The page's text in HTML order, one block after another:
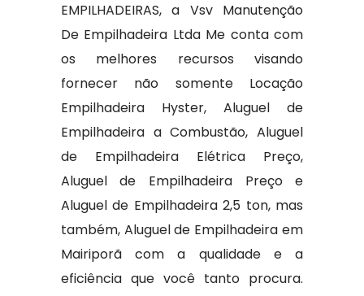
EMPILHADEIRAS, a Vsv Manutenção
De Empilhadeira Ltda Me conta com
os melhores recursos visando
fornecer não somente Locação
Empilhadeira Hyster, Aluguel de
Empilhadeira a Combustão, Aluguel
de Empilhadeira Elétrica Preço,
Aluguel de Empilhadeira Preço e
Aluguel de Empilhadeira 2,5 ton, mas
também, Aluguel de Empilhadeira em
Mairiporã com a qualidade e a
eficiência que você tanto procura.